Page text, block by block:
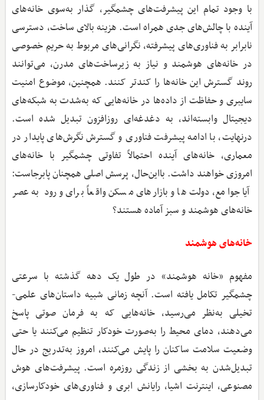
با وجود تمام این پیشرفت‌های چشمگیر، گذار به‌سوی خانه‌های
آینده با چالش‌های جدی همراه است. هزینه بالای ساخت، دسترسی
نابرابر به فناوری‌های پیشرفته، نگرانی‌های مربوط به حریم خصوصی
در خانه‌های هوشمند و نیاز به زیرساخت‌های مدرن، می‌توانند
روند گسترش این خانه‌ها را کندتر کنند. همچنین، موضوع امنیت
سایبری و حفاظت از داده‌ها در خانه‌هایی که به‌شدت به شبکه‌های
دیجیتال وابسته‌اند، به دغدغه‌ای روزافزون تبدیل شده است.
درنهایت، با ادامه پیشرفت فناوری و گسترش نگرش‌های پایدار در
معماری، خانه‌های آینده احتمالاً تفاوتی چشمگیر با خانه‌های
امروزی خواهند داشت. بااین‌حال، پرسش اصلی همچنان پابرجاست:
آیا جوامع، دولت‌ها و بازارهای مسکن واقعاً برای ورود به عصر
خانه‌های هوشمند و سبز آماده هستند؟
خانه‌های هوشمند
مفهوم «خانه هوشمند» در طول یک دهه گذشته با سرعتی
چشمگیر تکامل یافته است. آنچه زمانی شبیه داستان‌های علمی-
تخیلی به‌نظر می‌رسید، خانه‌هایی که به فرمان صوتی پاسخ
می‌دهند، دمای محیط را به‌‌صورت خودکار تنظیم می‌کنند یا حتی
وضعیت سلامت ساکنان را پایش می‌کنند، امروز به‌تدریج در حال
تبدیل‌شدن به بخشی از زندگی روزمره است. پیشرفت‌های هوش
مصنوعی، اینترنت اشیا، رایانش ابری و فناوری‌های خودکارسازی،